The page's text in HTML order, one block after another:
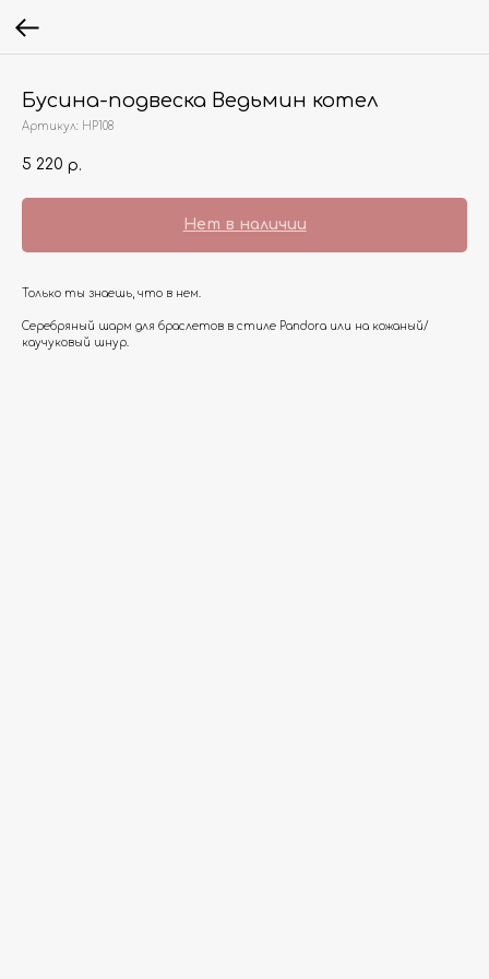
Бусина-подвеска Ведьмин котел
Артикул: HP108
5 220 р.
Нет в наличии
Только ты знаешь, что в нем.
Серебряный шарм для браслетов в стиле Pandora или на кожаный/
каучуковый шнур.